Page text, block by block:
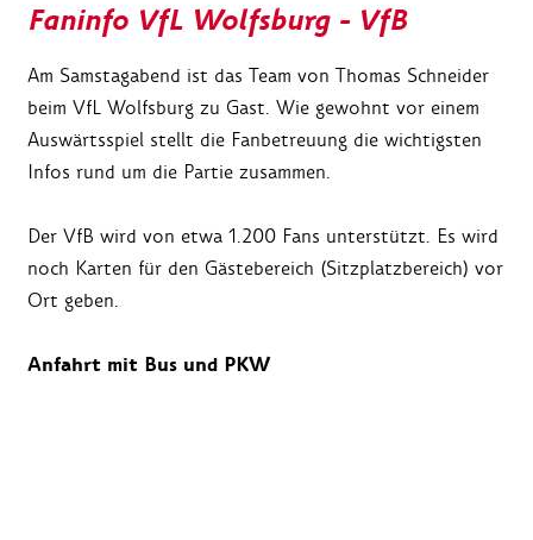
Faninfo VfL Wolfsburg - VfB
Am Samstagabend ist das Team von Thomas Schneider
beim VfL Wolfsburg zu Gast. Wie gewohnt vor einem
Auswärtsspiel stellt die Fanbetreuung die wichtigsten
Infos rund um die Partie zusammen.
Der VfB wird von etwa 1.200 Fans unterstützt. Es wird
noch Karten für den Gästebereich (Sitzplatzbereich) vor
Ort geben.
Anfahrt mit Bus und PKW